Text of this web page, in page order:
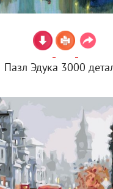
Пазл Эдука 3000